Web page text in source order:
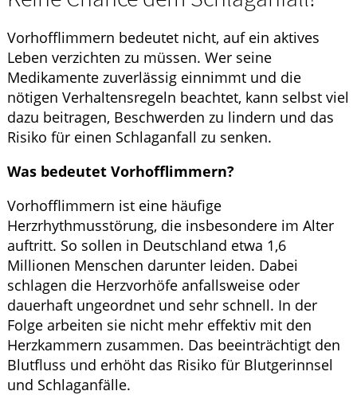
Vorhofflimmern bedeutet nicht, auf ein aktives
Leben verzichten zu müssen. Wer seine
Medikamente zuverlässig einnimmt und die
nötigen Verhaltensregeln beachtet, kann selbst viel
dazu beitragen, Beschwerden zu lindern und das
Risiko für einen Schlaganfall zu senken.
Was bedeutet Vorhofflimmern?
Vorhofflimmern ist eine häufige
Herzrhythmusstörung, die insbesondere im Alter
auftritt. So sollen in Deutschland etwa 1,6
Millionen Menschen darunter leiden. Dabei
schlagen die Herzvorhöfe anfallsweise oder
dauerhaft ungeordnet und sehr schnell. In der
Folge arbeiten sie nicht mehr effektiv mit den
Herzkammern zusammen. Das beeinträchtigt den
Blutfluss und erhöht das Risiko für Blutgerinnsel
und Schlaganfälle.